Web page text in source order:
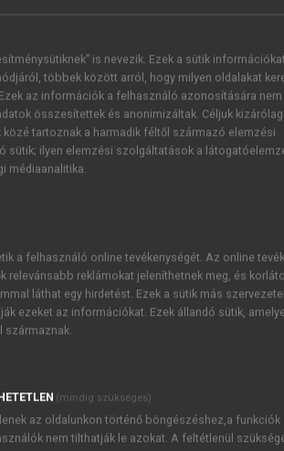
understand and apply the value
• Starting up, Growth, Development
is nevezik. Ezek a sütik
többek között arról, hogy milyen oldalakat
az információk a felhasználó azonosítására nem
összesítettek és anonimizáltak. Céljuk kizárólag
közé tartoznak a harmadik féltől származó elemzési
sütik; ilyen elemzési szolgáltatások a
médiaanalitika.
a felhasználó online tevékenységét. Az online
relevánsabb reklámokat jeleníthetnek meg, és
láthat egy hirdetést. Ezek a sütik más
ezeket az információkat. Ezek állandó sütik,
származnak.
(mindig szükséges)
az oldalunkon történő böngészéshez,a funkciók
nem tilthatják le azokat. A feltétlenül